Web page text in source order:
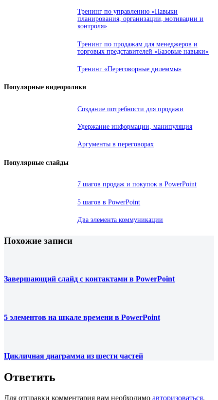
Тренинг по управлению «Навыки
планирования, организации, мотивации и
контроля»
Тренинг по продажам для менеджеров и
торговых представителей «Базовые навыки»
Тренинг «Переговорные дилеммы»
Популярные видеоролики
Создание потребности для продажи
Удержание информации, манипуляция
Аргументы в переговорах
Популярные слайды
7 шагов продаж и покупок в PowerPoint
5 шагов в PowerPoint
Два элемента коммуникации
Похожие записи
Завершающий слайд с контактами в PowerPoint
5 элементов на шкале времени в PowerPoint
Цикличная диаграмма из шести частей
Ответить
Для отправки комментария вам необходимо авторизоваться.